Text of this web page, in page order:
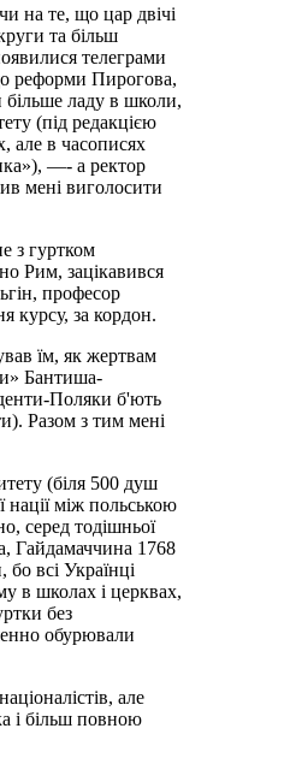
на те, що цар двічі
та більш
телеграми
реформи Пирогова,
більше ладу в школи,
(під редакцією
але в часописях
—- а ректор
мені виголосити
з гуртком
Рим, зацікавився
професор
курсу, за кордон.
їм, як жертвам
Бантиша-
Поляки б'ють
Разом з тим мені
(біля 500 душ
нації між польською
серед тодішньої
Гайдамаччина 1768
всі Українці
в школах і церквах,
без
обурювали
але
і більш повною